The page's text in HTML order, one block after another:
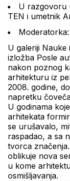
U razgovoru
TEN i umetnik
U galeriji Nauke
izložba Posle
nakon poznog
arhitekturu iz
2008. godine,
napretku
U godinama
arhitekata
se urušavalo,
raspadao, a sa
tvorca
oblikuje nova
u kome
osmišljavanja.